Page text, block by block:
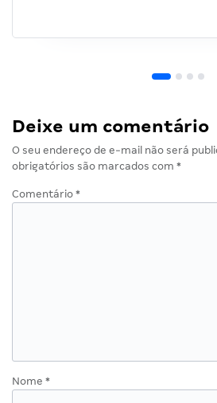
Deixe um comentário
O seu endereço de e-mail não será
obrigatórios são marcados com *
Comentário *
Nome *